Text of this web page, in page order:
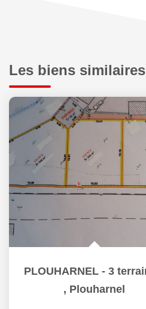
Les biens similaires
, Plouharnel